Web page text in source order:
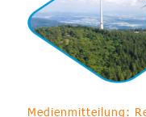
Medienmitteilung: